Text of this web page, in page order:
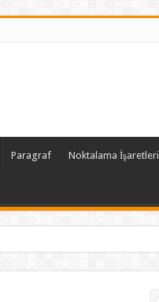
Paragraf Noktalama İşaretleri